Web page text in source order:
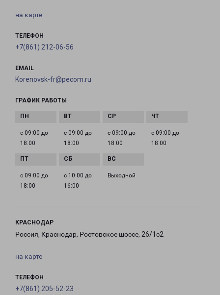
на карте
ТЕЛЕФОН
+7(861) 212-06-56
EMAIL
Korenovsk-fr@pecom.ru
ГРАФИК РАБОТЫ
с 09:00 до
18:00
с 09:00 до
18:00
с 09:00 до
18:00
с 09:00 до
18:00
с 09:00 до
18:00
с 10:00 до
16:00
Выходной
КРАСНОДАР
Россия, Краснодар, Ростовское шоссе, 26/1с2
на карте
ТЕЛЕФОН
+7(861) 205-52-23